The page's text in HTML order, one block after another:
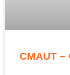
CMAUT –